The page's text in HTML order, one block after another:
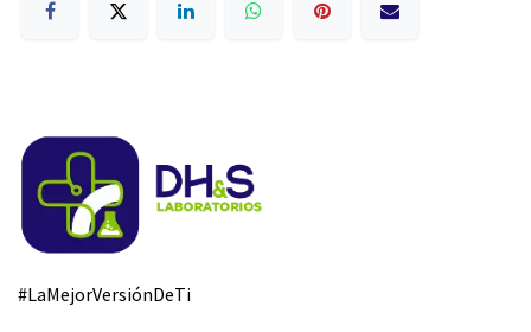
#LaMejorVersiónDeTi